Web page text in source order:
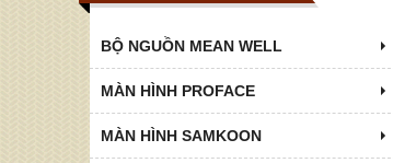
BỘ NGUỒN MEAN WELL
MÀN HÌNH PROFACE
MÀN HÌNH SAMKOON